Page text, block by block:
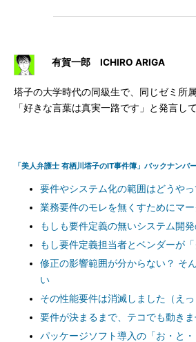
有賀一郎 ICHIRO ARIGA
塔子の大学時代の同級生で、同じゼミ所
「好きな言葉は真実一路です」と発言し
「美人弁護士 有栖川塔子のIT事件簿」バックナンバ
要件やシステム化の範囲はどうや
業務要件のモレを無くすためにマ
もしも要件定義の無いシステム開
もし要件定義担当者とベンダーが
修正の影響範囲が分からない？ そ
い
その性能要件は消滅しました（えっ
要件が決まるまで、テコでも動きま
パッケージソフト導入の「お・と・